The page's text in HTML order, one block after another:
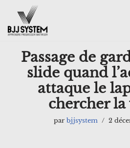
Aller
au
Passage de
slide quand
attaque le
chercher
par bjjsystem 2